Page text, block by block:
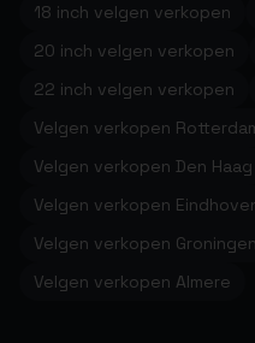
18 inch velgen verkopen
20 inch velgen verkopen
22 inch velgen verkopen
Velgen verkopen
Velgen verkopen Den Haag
Velgen verkopen
Velgen verkopen Groningen
Velgen verkopen Almere